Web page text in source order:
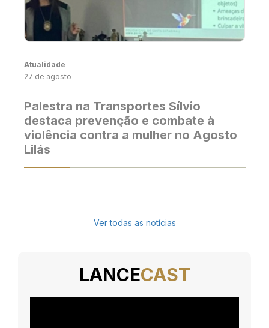
Atualidade
27 de agosto
Palestra na Transportes Sílvio
destaca prevenção e combate à
violência contra a mulher no Agosto
Lilás
Ver todas as notícias
LANCECAST